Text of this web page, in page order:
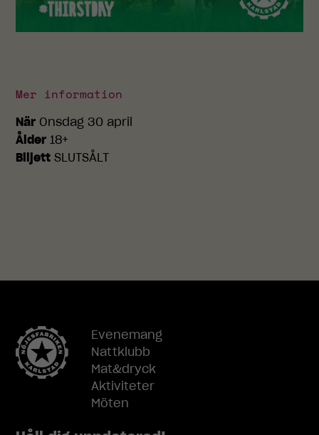
Mer information
När Onsdag 30 april
Ålder 18+
Biljett SLUTSÅLT
Evenemang
Nattklubb
Mat&dryck
Aktiviteter
Möten
Nödvändiga